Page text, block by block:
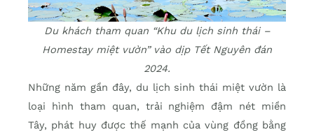
Du khách tham quan “Khu du lịch sinh thái –
Homestay miệt vườn” vào dịp Tết Nguyên đán
2024.
Những năm gần đây, du lịch sinh thái miệt vườn là
loại hình tham quan, trải nghiệm đậm nét miền
Tây, phát huy được thế mạnh của vùng đồng bằng